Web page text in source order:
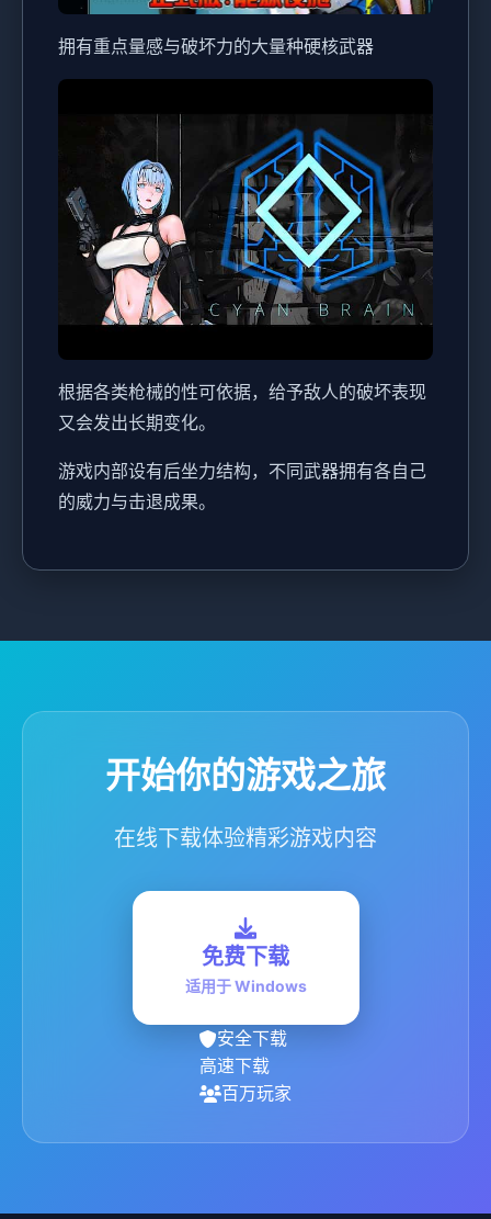
拥有重点量感与破坏力的大量种硬核武器
根据各类枪械的性可依据，给予敌人的破坏表现
又会发出长期变化。
游戏内部设有后坐力结构，不同武器拥有各自己
的威力与击退成果。
开始你的游戏之旅
在线下载体验精彩游戏内容
免费下载
适用于 Windows
安全下载
高速下载
百万玩家